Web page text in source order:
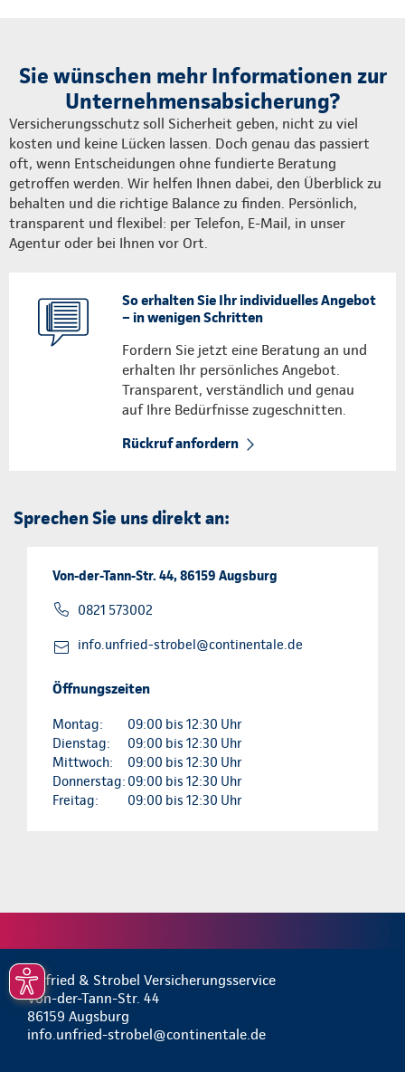
Sie wünschen mehr Informationen zur
Unternehmensabsicherung?
Versicherungsschutz soll Sicherheit geben, nicht zu viel
kosten und keine Lücken lassen. Doch genau das passiert
oft, wenn Entscheidungen ohne fundierte Beratung
getroffen werden. Wir helfen Ihnen dabei, den Überblick zu
behalten und die richtige Balance zu finden. Persönlich,
transparent und flexibel: per Telefon, E-Mail, in unser
Agentur oder bei Ihnen vor Ort.
So erhalten Sie Ihr individuelles Angebot
– in wenigen Schritten
Fordern Sie jetzt eine Beratung an und
erhalten Ihr persönliches Angebot.
Transparent, verständlich und genau
auf Ihre Bedürfnisse zugeschnitten.
Rückruf anfordern
Sprechen Sie uns direkt an:
Von-der-Tann-Str. 44, 86159 Augsburg
0821 573002
info.unfried-strobel@continentale.de
Öffnungszeiten
Montag:
09:00 bis 12:30 Uhr
Dienstag:
09:00 bis 12:30 Uhr
Mittwoch:
09:00 bis 12:30 Uhr
Donnerstag: 09:00 bis 12:30 Uhr
Freitag:
09:00 bis 12:30 Uhr
Unfried & Strobel Versicherungsservice
Von-der-Tann-Str. 44
86159 Augsburg
info.unfried-strobel@continentale.de